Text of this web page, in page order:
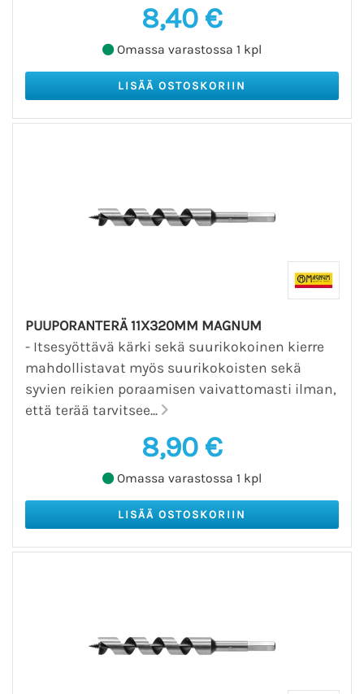
8,40 €
Omassa varastossa 1 kpl
PUUPORANTERÄ 11X320MM MAGNUM
- Itsesyöttävä kärki sekä suurikokoinen kierre
mahdollistavat myös suurikokoisten sekä
syvien reikien poraamisen vaivattomasti ilman,
että terää tarvitsee...
8,90 €
Omassa varastossa 1 kpl